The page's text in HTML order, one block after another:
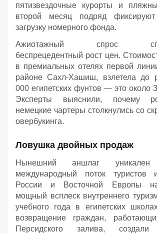
пятизвездочные курорты и
второй месяц подряд
загрузку номерного фонда.
Ажиотажный спрос
беспрецедентный рост цен.
в премиальных отелях первой
районе Сахл-Хашиш, взлетела до
000 египетских фунтов — это около
Эксперты выяснили, почему
немецкие чартеры столкнулись со
овербукинга.
Ловушка двойных продаж
Нынешний аншлаг
международный поток туристов
России и Восточной Европы
мощный всплеск внутреннего
учебного года в египетских
возвращение граждан,
Персидского залива, создали